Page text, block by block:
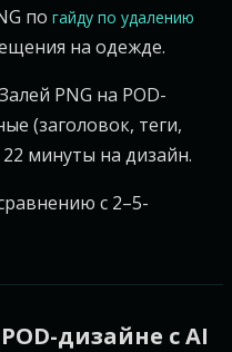
по гайду по удалению
на одежде.
Залей PNG на POD-
(заголовок, теги,
минуты на дизайн.
с 2–5-
дизайне с AI